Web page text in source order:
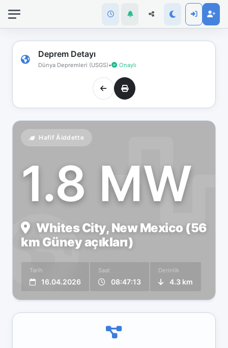
Deprem Detayı
Dünya Depremleri (USGS)• Onaylı
Hafif Åiddette
1.8 MW
Whites City, New Mexico (56
km Güney açıkları)
Tarih
16.04.2026
Saat
08:47:13
Derinlik
4.3 km
bağlantınız
koptu!
Çevrimdışı
moddasınız.